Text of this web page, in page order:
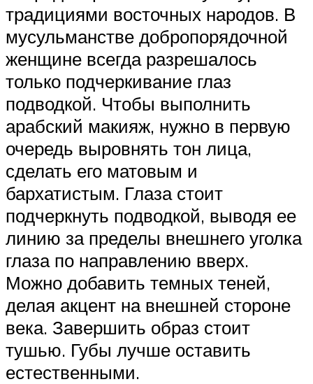
традициями восточных народов. В
мусульманстве добропорядочной
женщине всегда разрешалось
только подчеркивание глаз
подводкой. Чтобы выполнить
арабский макияж, нужно в первую
очередь выровнять тон лица,
сделать его матовым и
бархатистым. Глаза стоит
подчеркнуть подводкой, выводя ее
линию за пределы внешнего уголка
глаза по направлению вверх.
Можно добавить темных теней,
делая акцент на внешней стороне
века. Завершить образ стоит
тушью. Губы лучше оставить
естественными.